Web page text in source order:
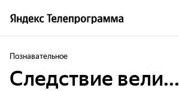
Познавательное
Следствие вели...